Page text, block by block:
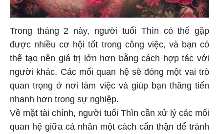
Trong tháng 2 này, người tuổi Thìn có thể gặp
được nhiều cơ hội tốt trong công việc, và bạn có
thể tạo nên giá trị lớn hơn bằng cách hợp tác với
người khác. Các mối quan hệ sẽ đóng một vai trò
quan trọng ở nơi làm việc và giúp bạn thăng tiến
nhanh hơn trong sự nghiệp.
Về mặt tài chính, người tuổi Thìn cần xử lý các mối
quan hệ giữa cá nhân một cách cẩn thận để tránh